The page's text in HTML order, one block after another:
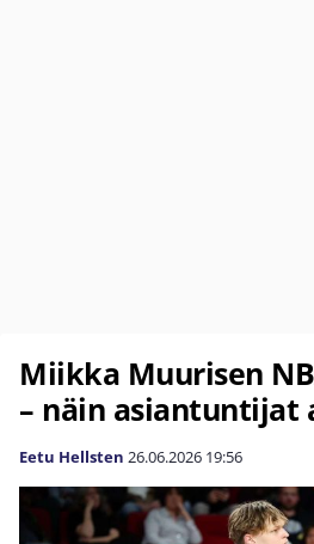
Miikka Muurisen
– näin asiantuntijat
Eetu Hellsten 26.06.2026 19:56